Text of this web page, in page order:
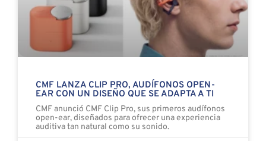
CMF LANZA CLIP PRO, AUDÍFONOS OPEN-
EAR CON UN DISEÑO QUE SE ADAPTA A TI
CMF anunció CMF Clip Pro, sus primeros audífonos
open-ear, diseñados para ofrecer una experiencia
auditiva tan natural como su sonido.